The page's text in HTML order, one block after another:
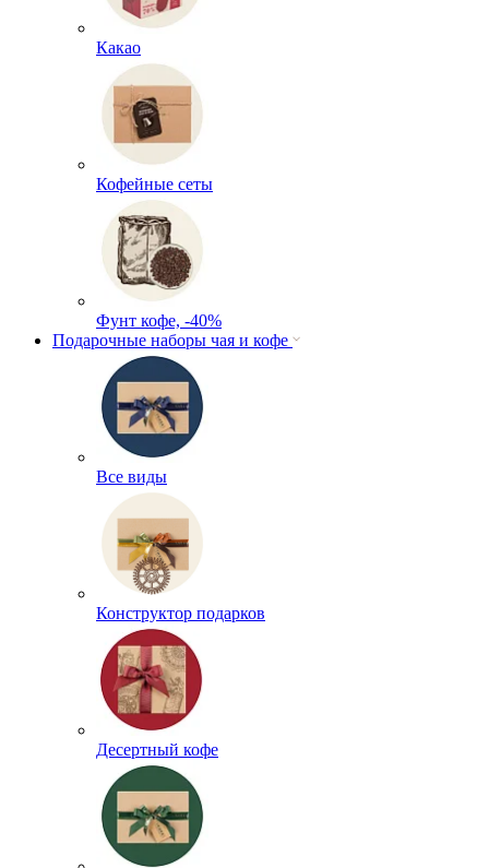
Какао
Кофейные сеты
Фунт кофе, -40%
Подарочные наборы чая и кофе
Все виды
Конструктор подарков
Десертный кофе